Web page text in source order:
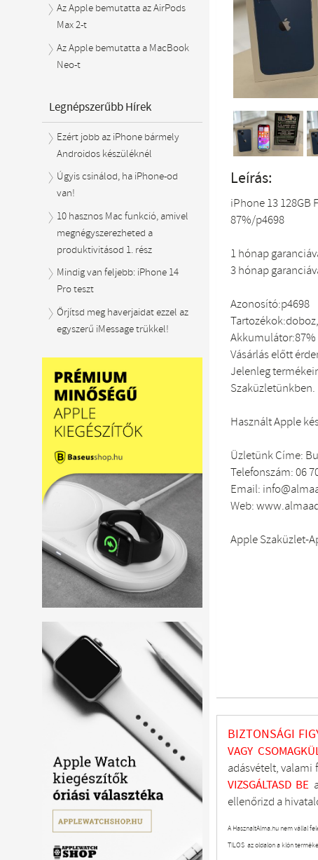
Previous
Leírás:
iPhone 13 128GB
87%/p4698
1 hónap
3 hónap
Azonosító:p4698
Akkumulátor:87%
Vásárlás előtt
Jelenleg
Szaküzletünkben.
Használt Apple
Üzletünk Címe:
Telefonszám: 06
Email:
Web:
Apple Szaküzlet-
BIZTONSÁGI
VAGY
adásvételt, valami
VIZSGÁLTASD BE
ellenőrizd a
A HasznaltAlma.hu nem vállal
TILOS az oldalon a klón
Az Apple bemutatta az AirPods
Max 2-t
Az Apple bemutatta a MacBook
Neo-t
Legnépszerűbb Hírek
Ezért jobb az iPhone bármely
Androidos készüléknél
Úgyis csinálod, ha iPhone-od
van!
10 hasznos Mac funkció, amivel
megnégyszerezheted a
produktivitásod 1. rész
Mindig van feljebb: iPhone 14
Pro teszt
Őrjítsd meg haverjaidat ezzel az
egyszerű iMessage trükkel!